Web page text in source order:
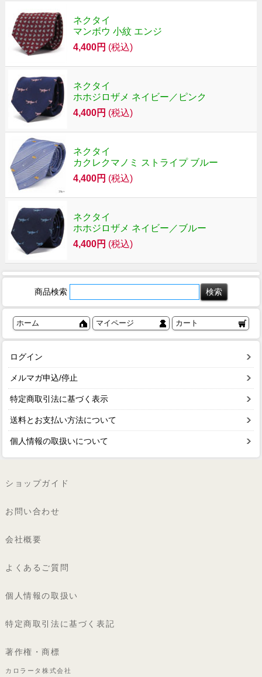
ネクタイ
マンボウ 小紋 エンジ
4,400円 (税込)
ネクタイ
ホホジロザメ ネイビー／ピンク
4,400円 (税込)
ネクタイ
カクレクマノミ ストライプ ブルー
4,400円 (税込)
ネクタイ
ホホジロザメ ネイビー／ブルー
4,400円 (税込)
商品検索
ホーム マイページ カート
ログイン
メルマガ申込/停止
特定商取引法に基づく表示
送料とお支払い方法について
個人情報の取扱いについて
ショップガイド
お問い合わせ
会社概要
よくあるご質問
個人情報の取扱い
特定商取引法に基づく表記
著作権・商標
カロラータ株式会社